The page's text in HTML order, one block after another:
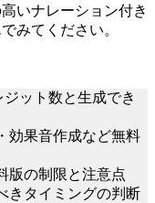
いナレーション付き
みてください。
ジット数と生成でき
効果音作成など無料
版の制限と注意点
きタイミングの判断